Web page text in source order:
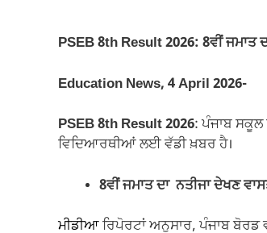
e
o
o
k
s
p
p
gr
m
y
k
PSEB 8th Result 2026: 8ਵੀਂ ਜਮਾਤ
Education News, 4 April 2026-
PSEB 8th Result 2026: ਪੰਜਾਬ ਸਕੂਲ
ਵਿਦਿਆਰਥੀਆਂ ਲਈ ਵੱਡੀ ਖ਼ਬਰ ਹੈ।
8ਵੀਂ ਜਮਾਤ ਦਾ ਨਤੀਜਾ ਦੇਖਣ
ਮੀਡੀਆਰਿਪੋਰਟਾਂ ਅਨੁਸਾਰ, ਪੰਜਾਬ ਬੋਰਡ